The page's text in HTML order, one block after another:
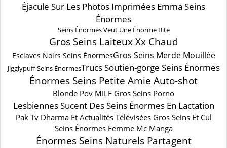
Éjacule Sur Les Photos Imprimées Emma Seins
Énormes
Seins Énormes Veut Une Énorme Bite
Gros Seins Laiteux Xx Chaud
Esclaves Noirs Seins ÉnormesGros Seins Merde Mouillée
Jigglypuff Seins ÉnormesTrucs Soutien-gorge Seins Énormes
Énormes Seins Petite Amie Auto-shot
Blonde Pov MILF Gros Seins Porno
Lesbiennes Sucent Des Seins Énormes En Lactation
Pak Tv Dharma Et Actualités Télévisées Gros Seins Et Cul
Seins Énormes Femme Mc Manga
Énormes Seins Naturels Partagent